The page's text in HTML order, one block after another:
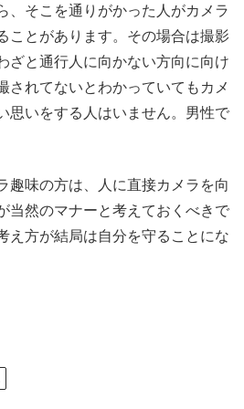
、そこを通りがかった人がカメラ
ことがあります。その場合は撮影
ざと通行人に向かない方向に向け
されてないとわかっていてもカメ
思いをする人はいません。男性で
趣味の方は、人に直接カメラを向
当然のマナーと考えておくべきで
え方が結局は自分を守ることにな